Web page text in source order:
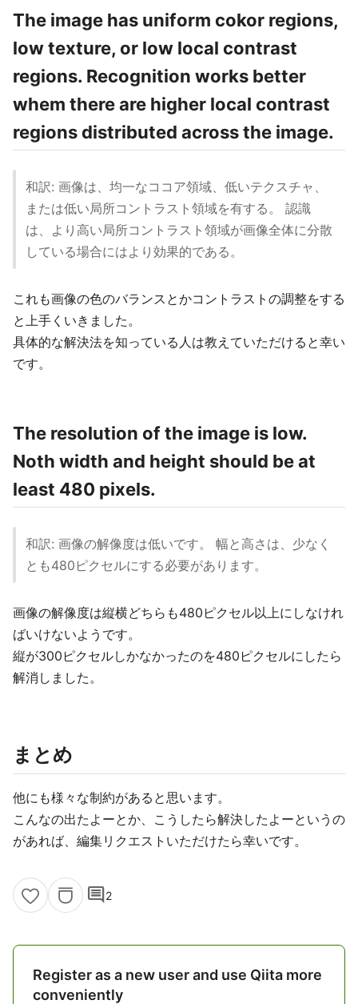
The image has uniform cokor regions,
low texture, or low local contrast
regions. Recognition works better
whem there are higher local contrast
regions distributed across the image.
和訳: 画像は、均一なココア領域、低いテクスチャ、
または低い局所コントラスト領域を有する。 認識
は、より高い局所コントラスト領域が画像全体に分散
している場合にはより効果的である。
これも画像の色のバランスとかコントラストの調整をする
と上手くいきました。
具体的な解決法を知っている人は教えていただけると幸い
です。
The resolution of the image is low.
Noth width and height should be at
least 480 pixels.
和訳: 画像の解像度は低いです。 幅と高さは、少なく
とも480ピクセルにする必要があります。
画像の解像度は縦横どちらも480ピクセル以上にしなけれ
ばいけないようです。
縦が300ピクセルしかなかったのを480ピクセルにしたら
解消しました。
まとめ
他にも様々な制約があると思います。
こんなの出たよーとか、こうしたら解決したよーというの
があれば、編集リクエストいただけたら幸いです。
comment2
Register as a new user and use Qiita more
conveniently